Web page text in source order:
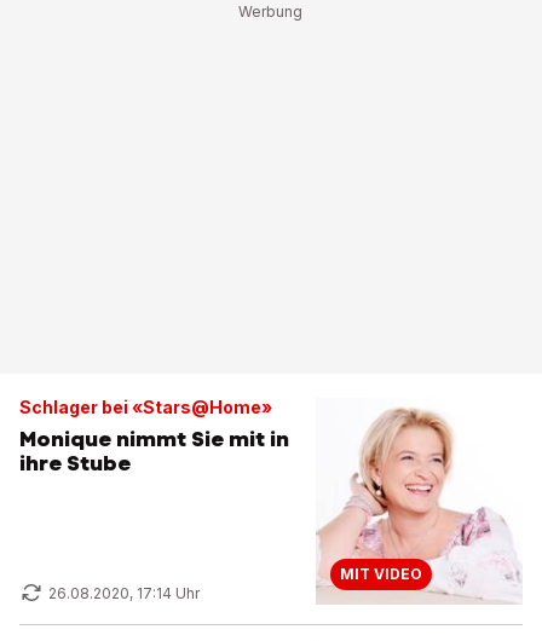
Schlager bei «Stars@Home»
Monique nimmt Sie mit in
ihre Stube
26.08.2020, 17:14 Uhr
MIT VIDEO